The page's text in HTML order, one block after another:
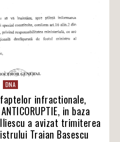
DNA
faptelor infractionale,
in baza
a avizat trimiterea
Traian Basescu